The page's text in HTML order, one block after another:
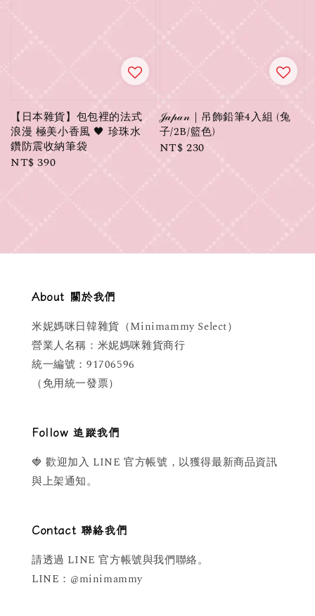
【日本雜貨】包包裡的法式
浪漫 極美小香風 🖤 珍珠水
鑽防震收納筆袋
Regular
NT$ 390
𝒥𝒶𝓅𝒶𝓃｜吊飾鉛筆4入組 (兔
子/2B/籃色)
Regular
NT$ 230
About 關於我們
米妮媽咪日韓雜貨（Minimammy Select）
營業人名稱：米妮媽咪雜貨商行
統一編號：91706596
（免用統一發票）
Follow 追蹤我們
🍓 歡迎加入 LINE 官方帳號，以獲得最新商品資訊
與上架通知。
Contact 聯絡我們
請透過 LINE 官方帳號與我們聯絡。
LINE：@minimammy